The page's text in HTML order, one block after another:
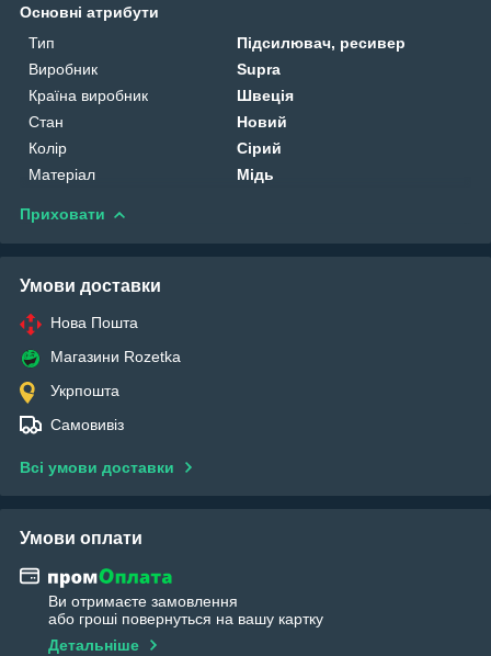
Основні атрибути
Тип
Підсилювач, ресивер
Виробник
Supra
Країна виробник
Швеція
Стан
Новий
Колір
Сірий
Матеріал
Мідь
Приховати
Умови доставки
Нова Пошта
Магазини Rozetka
Укрпошта
Самовивіз
Всі умови доставки
Умови оплати
Ви отримаєте замовлення
або гроші повернуться на вашу картку
Детальніше